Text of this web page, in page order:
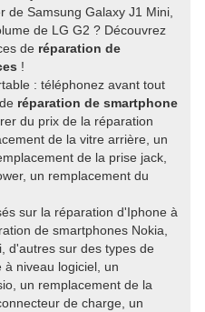
de Samsung Galaxy J1 Mini,
de LG G2 ? Découvrez
de réparation de
!
: téléphonez avant tout
réparation de smartphone
du prix de la réparation
de la vitre arrière, un
de la prise jack,
un remplacement du
sur la réparation d'Iphone à
de smartphones Nokia,
d'autres sur des types de
niveau logiciel, un
un remplacement de la
de charge, un